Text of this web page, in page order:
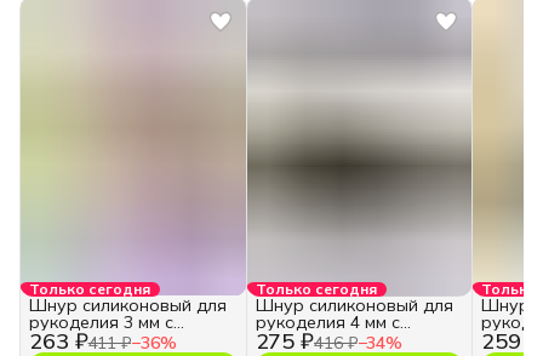
Только сегодня
263 ₽411 ₽−36%
Шнур силиконовый для
рукоделия 3 мм с
отверстием
Только сегодня
275 ₽416 ₽−34%
Шнур силиконовый для
рукоделия 4 мм с
отверстием
Только
259 ₽
Шнур